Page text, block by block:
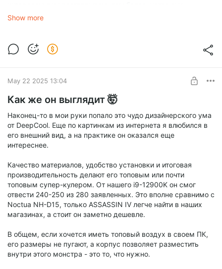
оказываются у меня в руках. У этой turbo версии нет
самая эффективная в охлаждении турбина на 3060.
Верим? Мне было совсем не до тестов, к сожалению, так
Ну а на дворе начинается летний сезон, а летом всегда
просаживаются продажи, по крайней мере в моей работе.
Красивых сборок пока что нет на горизонте, а значит я
просто в режиме ожидания, занимаюсь другой работой. Но
я обязательно продолжу выкладывать все самое
интересное, что попадает мне в руки.
Show more
May 22 2025 13:04
Как же он выглядит 🤯
Наконец-то в мои руки попало это чудо дизайнерского ума
от DeepCool. Еще по картинкам из интернета я влюбился в
его внешний вид, а на практике он оказался еще
интереснее.
Качество материалов, удобство установки и итоговая
производительность делают его топовым или почти
топовым супер-кулером. От нашего i9-12900K он смог
отвести 240-250 из 280 заявленных. Это вполне сравнимо с
Noctua NH-D15, только ASSASSIN IV легче найти в наших
магазинах, а стоит он заметно дешевле.
В общем, если хочется иметь топовый воздух в своем ПК,
его размеры не пугают, а корпус позволяет разместить
внутри этого монстра - это то, что нужно.